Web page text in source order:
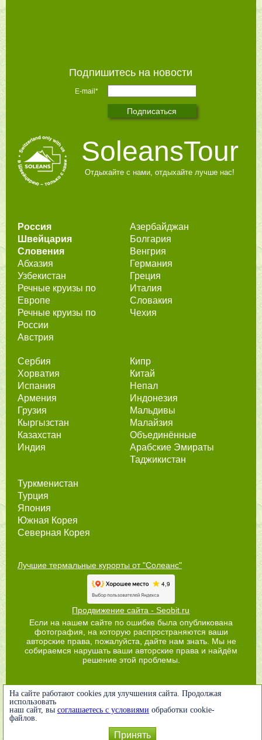
Подпишитесь на новости
E-mail*
SoleansTour
Отдыхайте с нами, отдыхайте лучше нас!
Россия
Швейцария
Словения
Абхазия
Узбекистан
Речные круизы по
Европе
Речные круизы по
России
Австрия
Азербайджан
Болгария
Венгрия
Германия
Греция
Италия
Словакия
Чехия
Сербия
Хорватия
Испания
Армения
Грузия
Кыргызстан
Казахстан
Индия
Кипр
Китай
Непал
Индонезия
Мальдивы
Малайзия
Объединённые
Арабские Эмираты
Таджикистан
Туркменистан
Турция
Япония
Южная Корея
Северная Корея
Лучшие термальные курорты от "Солеанс"
Продвижение сайта - Seobit.ru
Если на нашем сайте по ошибке была опубликована
фотография, на которую распространяются ваши
авторские права, пожалуйста, дайте нам знать. Мы не
собираемся нарушать ваши авторские права и найдём
решение этой проблемы.
На сайте работают cookies для улучшения сайта. Продолжая
использовать
наш сайт, вы соглашаетесь с условиями обработки cookie-
файлов.
Принять